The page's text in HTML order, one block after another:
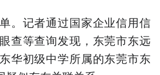
。记者通过国家企业信用信
查等查询发现，东莞市东远
华初级中学所属的东莞市东